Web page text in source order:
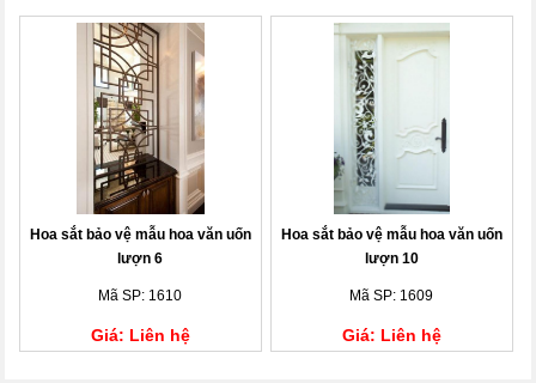
Hoa sắt bảo vệ mẫu hoa văn uốn
lượn 6
Mã SP: 1610
Giá: Liên hệ
Hoa sắt bảo vệ mẫu hoa văn uốn
lượn 10
Mã SP: 1609
Giá: Liên hệ